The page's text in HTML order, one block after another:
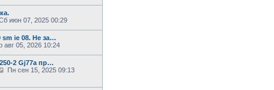
у
с
о
о
б
щ
е
н
июн 07, 2025 00:29
sm ie 08. Не за…
авг 05, 2026 10:24
2 Gj77a пр…
ППн сен 15, 2025 09:13